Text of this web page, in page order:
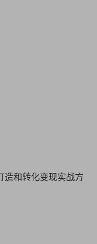
造和转化变现实战方